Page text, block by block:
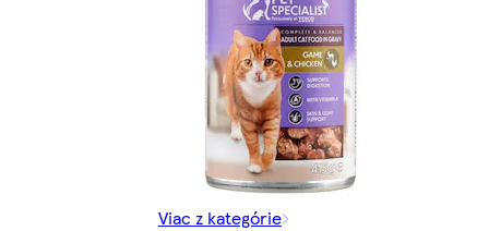
Viac z kategórie